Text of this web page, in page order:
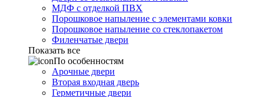
МДФ с отделкой ПВХ
Порошковое напыление с элементами ковки
Порошковое напыление со стеклопакетом
Филенчатые двери
Показать все
По особенностям
Арочные двери
Вторая входная дверь
Герметичные двери